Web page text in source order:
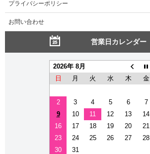
プライバシーポリシー
お問い合わせ
営業日カレンダー
2026年 8月
日
月 火 水 木 金
2
3 4 5 6 7
9
10 11 12 13 14
16
17 18 19 20 21
23
24 25 26 27 28
30
31